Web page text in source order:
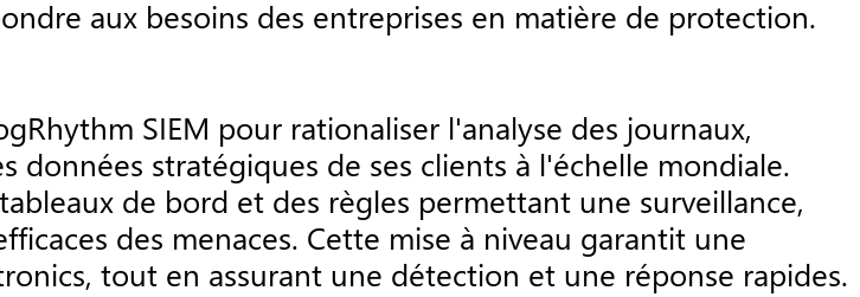
aux besoins des entreprises en matière de protection.
SIEM pour rationaliser l'analyse des journaux,
stratégiques de ses clients à l'échelle mondiale.
de bord et des règles permettant une surveillance,
des menaces. Cette mise à niveau garantit une
tout en assurant une détection et une réponse rapides.